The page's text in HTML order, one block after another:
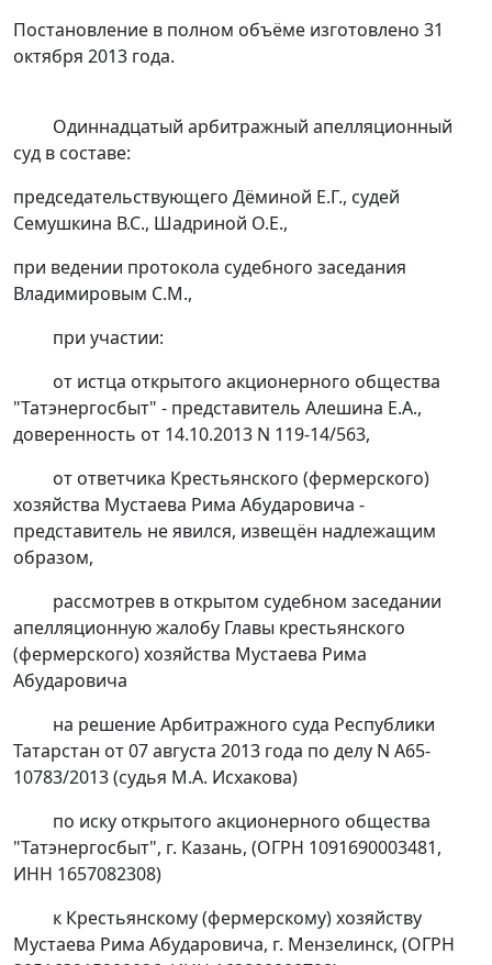
Постановление в полном объёме изготовлено 31
октября 2013 года.
Одиннадцатый арбитражный апелляционный
суд в составе:
председательствующего Дёминой Е.Г., судей
Семушкина В.С., Шадриной О.Е.,
при ведении протокола судебного заседания
Владимировым С.М.,
при участии:
от истца открытого акционерного общества
"Татэнергосбыт" - представитель Алешина Е.А.,
доверенность от 14.10.2013 N 119-14/563,
от ответчика Крестьянского (фермерского)
хозяйства Мустаева Рима Абударовича -
представитель не явился, извещён надлежащим
образом,
рассмотрев в открытом судебном заседании
апелляционную жалобу Главы крестьянского
(фермерского) хозяйства Мустаева Рима
Абударовича
на решениеАрбитражного суда Республики
Татарстан от 07 августа 2013 года по делу N А65-
10783/2013 (судья М.А. Исхакова)
по иску открытого акционерного общества
"Татэнергосбыт", г. Казань, (ОГРН 1091690003481,
ИНН 1657082308)
к Крестьянскому (фермерскому) хозяйству
Мустаева Рима Абударовича, г. Мензелинск, (ОГРН